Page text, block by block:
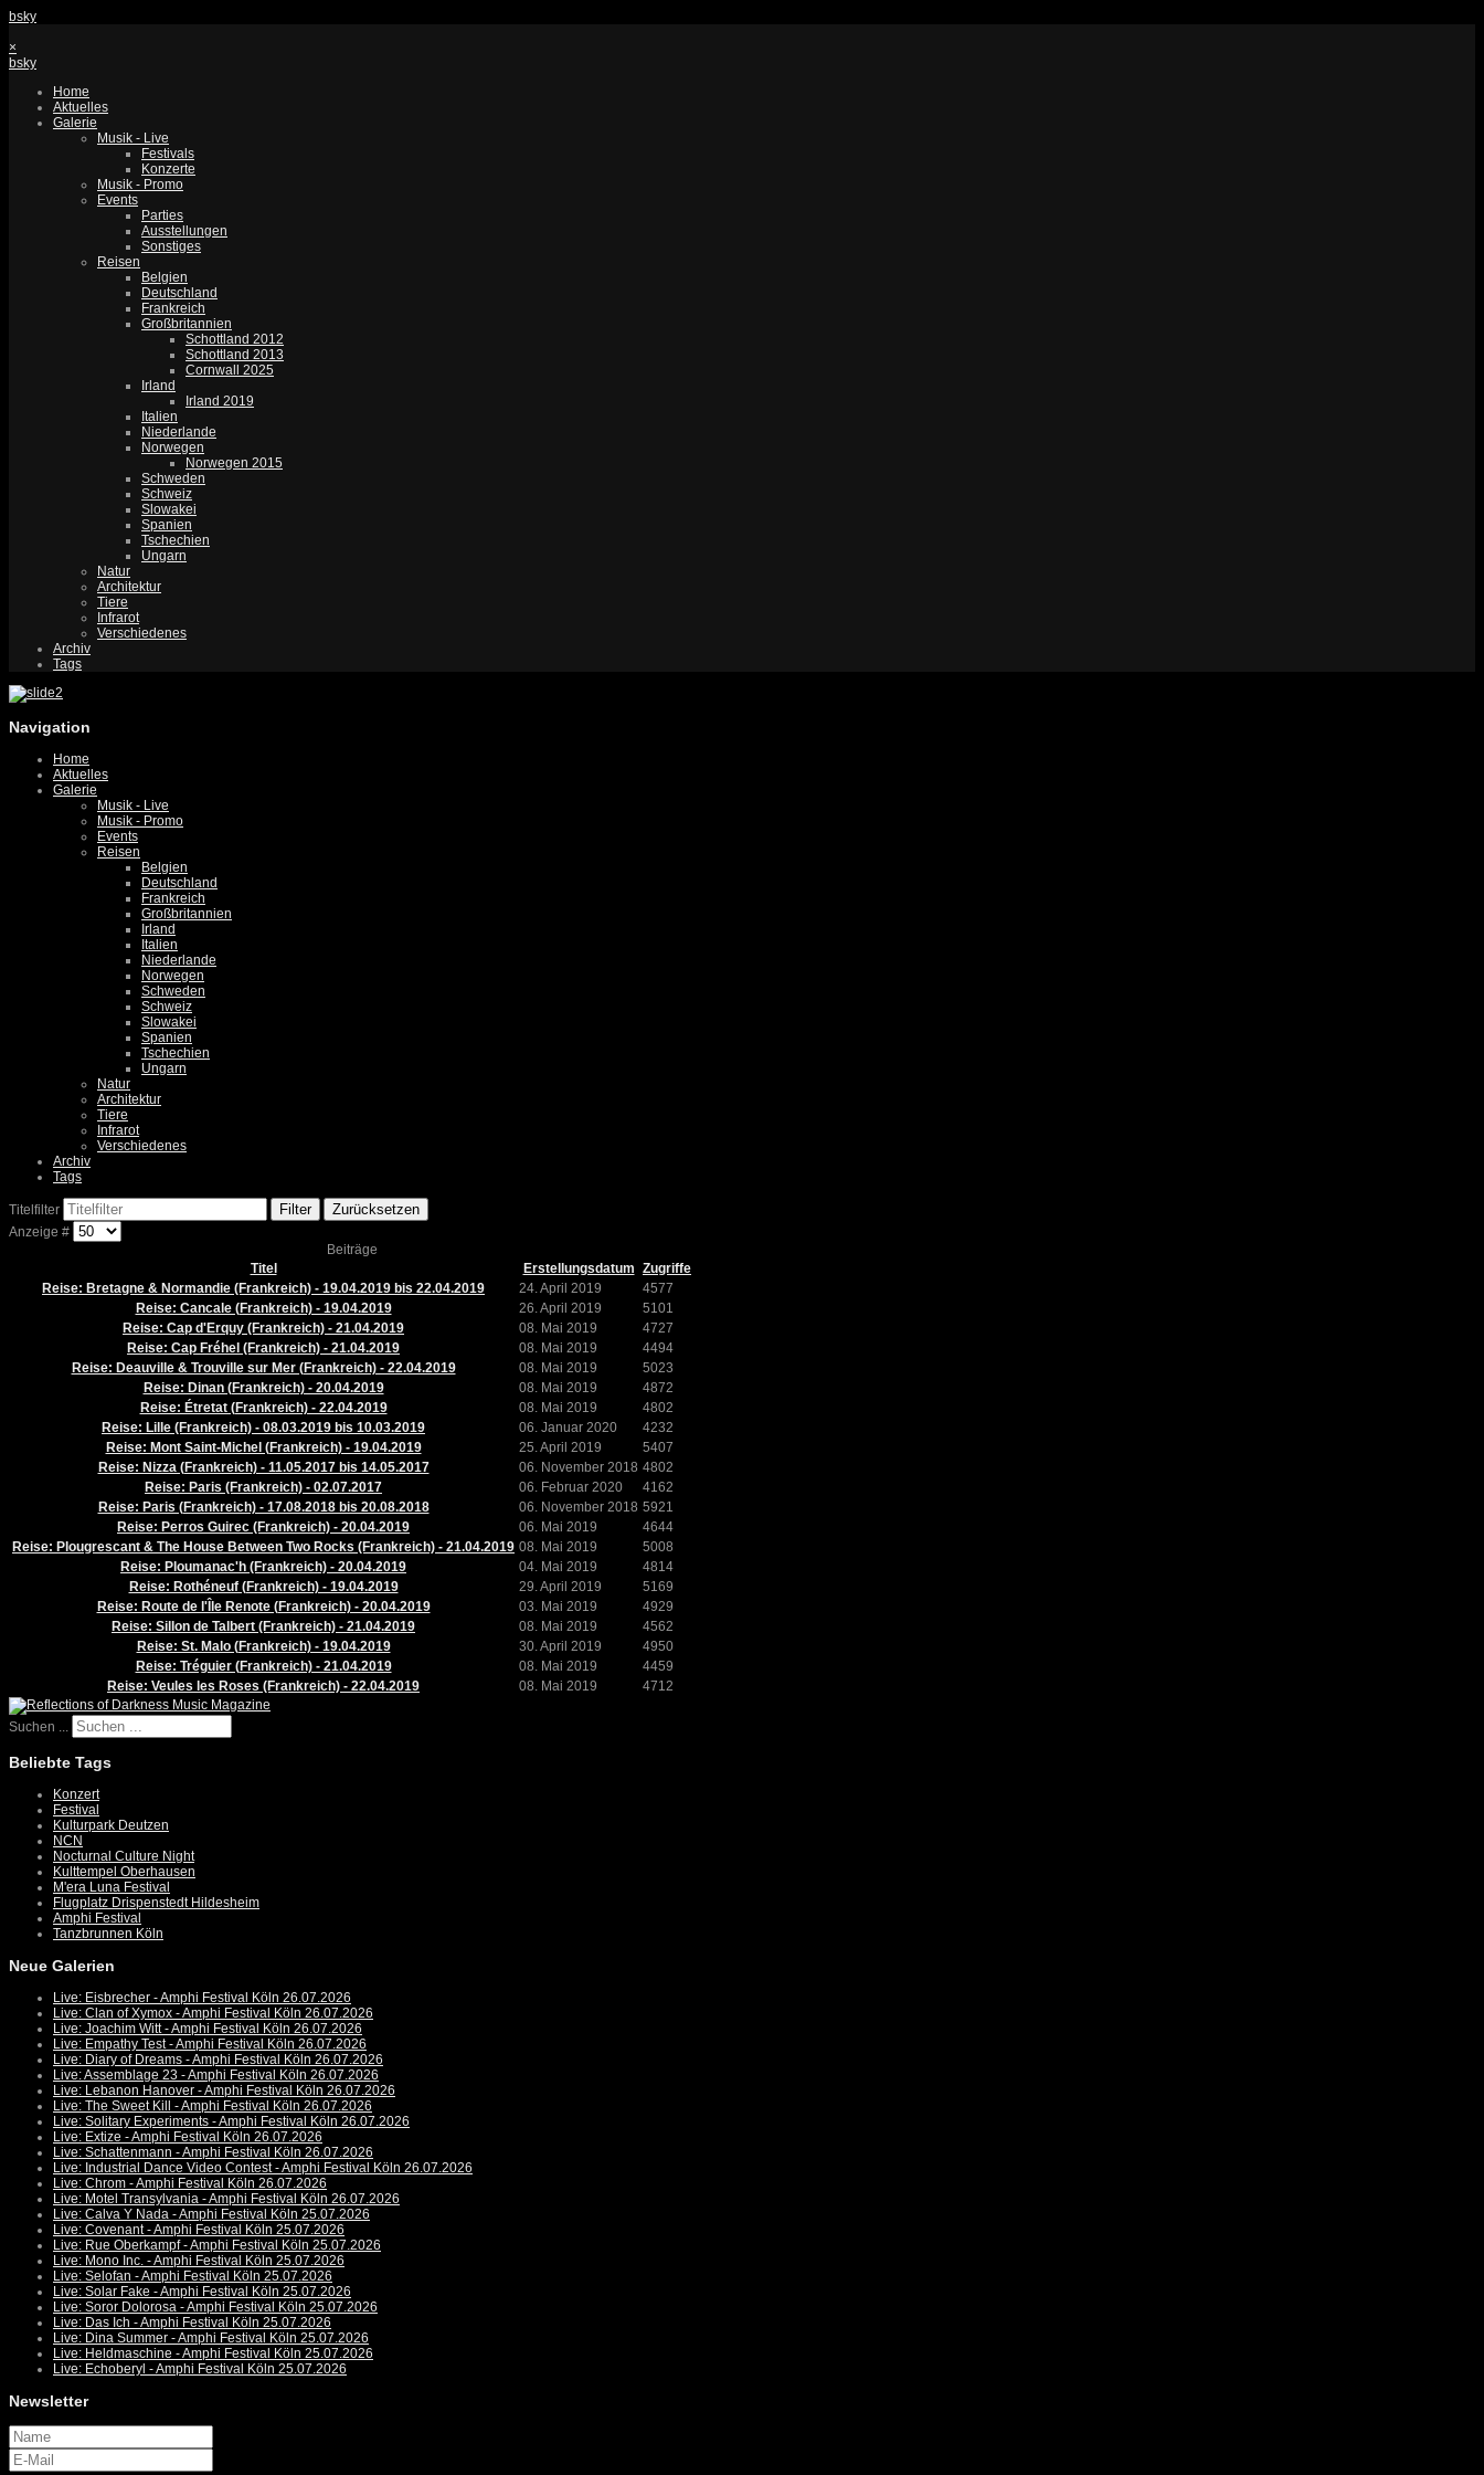
bsky
×
bsky
Home
Aktuelles
Galerie
Musik - Live
Festivals
Konzerte
Musik - Promo
Events
Parties
Ausstellungen
Sonstiges
Reisen
Belgien
Deutschland
Frankreich
Großbritannien
Schottland 2012
Schottland 2013
Cornwall 2025
Irland
Irland 2019
Italien
Niederlande
Norwegen
Norwegen 2015
Schweden
Schweiz
Slowakei
Spanien
Tschechien
Ungarn
Natur
Architektur
Tiere
Infrarot
Verschiedenes
Archiv
Tags
Navigation
Home
Aktuelles
Galerie
Musik - Live
Musik - Promo
Events
Reisen
Belgien
Deutschland
Frankreich
Großbritannien
Irland
Italien
Niederlande
Norwegen
Schweden
Schweiz
Slowakei
Spanien
Tschechien
Ungarn
Natur
Architektur
Tiere
Infrarot
Verschiedenes
Archiv
Tags
Titelfilter Filter Zurücksetzen
Anzeige #
Beiträge
Titel
Erstellungsdatum Zugriffe
Reise: Bretagne & Normandie (Frankreich) - 19.04.2019 bis 22.04.2019
24. April 2019
4577
Reise: Cancale (Frankreich) - 19.04.2019
26. April 2019
5101
Reise: Cap d'Erquy (Frankreich) - 21.04.2019
08. Mai 2019
4727
Reise: Cap Fréhel (Frankreich) - 21.04.2019
08. Mai 2019
4494
Reise: Deauville & Trouville sur Mer (Frankreich) - 22.04.2019
08. Mai 2019
5023
Reise: Dinan (Frankreich) - 20.04.2019
08. Mai 2019
4872
Reise: Étretat (Frankreich) - 22.04.2019
08. Mai 2019
4802
Reise: Lille (Frankreich) - 08.03.2019 bis 10.03.2019
06. Januar 2020
4232
Reise: Mont Saint-Michel (Frankreich) - 19.04.2019
25. April 2019
5407
Reise: Nizza (Frankreich) - 11.05.2017 bis 14.05.2017
06. November 2018 4802
Reise: Paris (Frankreich) - 02.07.2017
06. Februar 2020
4162
Reise: Paris (Frankreich) - 17.08.2018 bis 20.08.2018
06. November 2018 5921
Reise: Perros Guirec (Frankreich) - 20.04.2019
06. Mai 2019
4644
Reise: Plougrescant & The House Between Two Rocks (Frankreich) - 21.04.2019 08. Mai 2019
5008
Reise: Ploumanac'h (Frankreich) - 20.04.2019
04. Mai 2019
4814
Reise: Rothéneuf (Frankreich) - 19.04.2019
29. April 2019
5169
Reise: Route de l'Île Renote (Frankreich) - 20.04.2019
03. Mai 2019
4929
Reise: Sillon de Talbert (Frankreich) - 21.04.2019
08. Mai 2019
4562
Reise: St. Malo (Frankreich) - 19.04.2019
30. April 2019
4950
Reise: Tréguier (Frankreich) - 21.04.2019
08. Mai 2019
4459
Reise: Veules les Roses (Frankreich) - 22.04.2019
08. Mai 2019 4712
Suchen ...
Beliebte Tags
Konzert
Festival
Kulturpark Deutzen
NCN
Nocturnal Culture Night
Kulttempel Oberhausen
M'era Luna Festival
Flugplatz Drispenstedt Hildesheim
Amphi Festival
Tanzbrunnen Köln
Neue Galerien
Live: Eisbrecher - Amphi Festival Köln 26.07.2026
Live: Clan of Xymox - Amphi Festival Köln 26.07.2026
Live: Joachim Witt - Amphi Festival Köln 26.07.2026
Live: Empathy Test - Amphi Festival Köln 26.07.2026
Live: Diary of Dreams - Amphi Festival Köln 26.07.2026
Live: Assemblage 23 - Amphi Festival Köln 26.07.2026
Live: Lebanon Hanover - Amphi Festival Köln 26.07.2026
Live: The Sweet Kill - Amphi Festival Köln 26.07.2026
Live: Solitary Experiments - Amphi Festival Köln 26.07.2026
Live: Extize - Amphi Festival Köln 26.07.2026
Live: Schattenmann - Amphi Festival Köln 26.07.2026
Live: Industrial Dance Video Contest - Amphi Festival Köln 26.07.2026
Live: Chrom - Amphi Festival Köln 26.07.2026
Live: Motel Transylvania - Amphi Festival Köln 26.07.2026
Live: Calva Y Nada - Amphi Festival Köln 25.07.2026
Live: Covenant - Amphi Festival Köln 25.07.2026
Live: Rue Oberkampf - Amphi Festival Köln 25.07.2026
Live: Mono Inc. - Amphi Festival Köln 25.07.2026
Live: Selofan - Amphi Festival Köln 25.07.2026
Live: Solar Fake - Amphi Festival Köln 25.07.2026
Live: Soror Dolorosa - Amphi Festival Köln 25.07.2026
Live: Das Ich - Amphi Festival Köln 25.07.2026
Live: Dina Summer - Amphi Festival Köln 25.07.2026
Live: Heldmaschine - Amphi Festival Köln 25.07.2026
Live: Echoberyl - Amphi Festival Köln 25.07.2026
Newsletter